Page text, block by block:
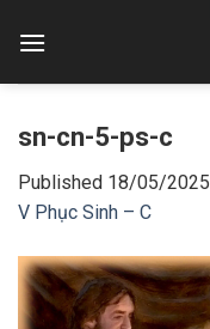
sn-cn-5-ps-c
Published 18/05/2025
V Phục Sinh – C